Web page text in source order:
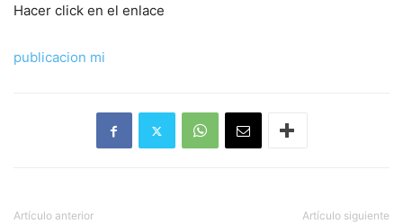
Hacer click en el enlace
publicacion mi
Artículo anterior Artículo siguiente